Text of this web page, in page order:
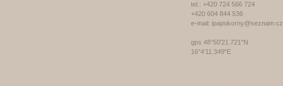
tel.: +420 724 566 724
+420 604 844 536
e-mail: ipapokorny@seznam.cz
gps 48°50'21.721"N
16°4'11.349"E